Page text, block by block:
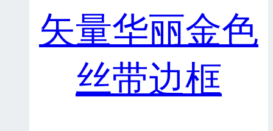
矢量华丽金色
丝带边框